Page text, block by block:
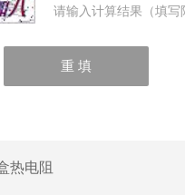
请输入计算结果（填
热电阻